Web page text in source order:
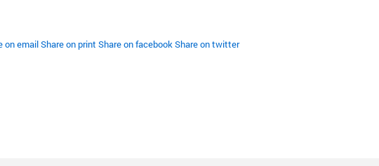
on emailShare on print Share on facebookShare on twitter